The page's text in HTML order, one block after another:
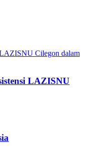
LAZISNU